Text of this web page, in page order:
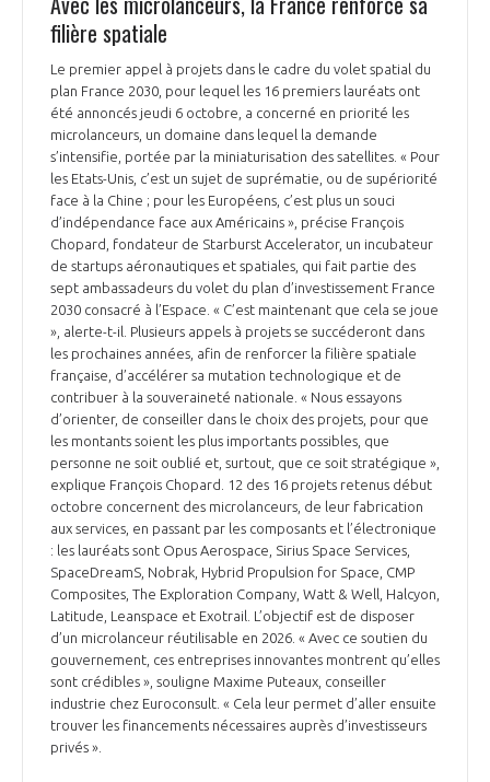
filière spatiale
Le premier appel à projets dans le cadre du volet spatial du
plan France 2030, pour lequel les 16 premiers lauréats ont
été annoncés jeudi 6 octobre, a concerné en priorité les
microlanceurs, un domaine dans lequel la demande
s’intensifie, portée par la miniaturisation des satellites. « Pour
les Etats-Unis, c’est un sujet de suprématie, ou de supériorité
face à la Chine ; pour les Européens, c’est plus un souci
d’indépendance face aux Américains », précise François
Chopard, fondateur de Starburst Accelerator, un incubateur
de startups aéronautiques et spatiales, qui fait partie des
sept ambassadeurs du volet du plan d’investissement France
2030 consacré à l’Espace. « C’est maintenant que cela se joue
», alerte-t-il. Plusieurs appels à projets se succéderont dans
les prochaines années, afin de renforcer la filière spatiale
française, d’accélérer sa mutation technologique et de
contribuer à la souveraineté nationale. « Nous essayons
d’orienter, de conseiller dans le choix des projets, pour que
les montants soient les plus importants possibles, que
personne ne soit oublié et, surtout, que ce soit stratégique »,
explique François Chopard. 12 des 16 projets retenus début
octobre concernent des microlanceurs, de leur fabrication
aux services, en passant par les composants et l’électronique
: les lauréats sont Opus Aerospace, Sirius Space Services,
SpaceDreamS, Nobrak, Hybrid Propulsion for Space, CMP
Composites, The Exploration Company, Watt & Well, Halcyon,
Latitude, Leanspace et Exotrail. L’objectif est de disposer
d’un microlanceur réutilisable en 2026. « Avec ce soutien du
gouvernement, ces entreprises innovantes montrent qu’elles
sont crédibles », souligne Maxime Puteaux, conseiller
industrie chez Euroconsult. « Cela leur permet d’aller ensuite
trouver les financements nécessaires auprès d’investisseurs
privés ».